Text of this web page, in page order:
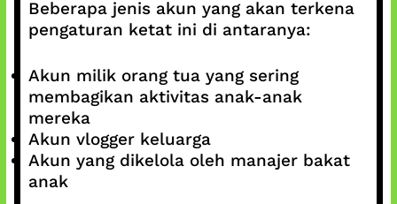
Beberapa jenis akun yang akan terkena
pengaturan ketat ini di antaranya:
Akun milik orang tua yang sering
membagikan aktivitas anak-anak
mereka
Akun vlogger keluarga
Akun yang dikelola oleh manajer bakat
anak